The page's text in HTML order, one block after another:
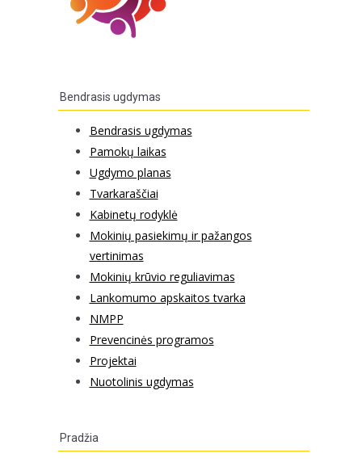
Bendrasis ugdymas
Bendrasis ugdymas
Pamokų laikas
Ugdymo planas
Tvarkaraščiai
Kabinetų rodyklė
Mokinių pasiekimų ir pažangos
vertinimas
Mokinių krūvio reguliavimas
Lankomumo apskaitos tvarka
NMPP
Prevencinės programos
Projektai
Nuotolinis ugdymas
Pradžia